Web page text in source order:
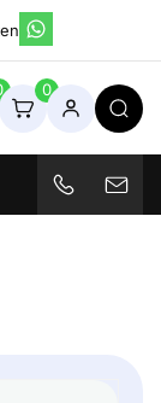
& Industriële
0